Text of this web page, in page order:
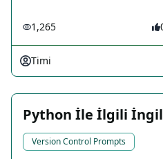
1,265
Timi
Python İle İlgili
Version Control Prompts